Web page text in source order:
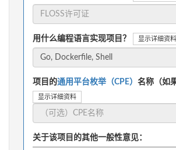
用什么编程语言实现项目？ 显示详细资料
项目的通用平台枚举（CPE） 名称（如
显示详细资料
关于该项目的其他一般性意见：